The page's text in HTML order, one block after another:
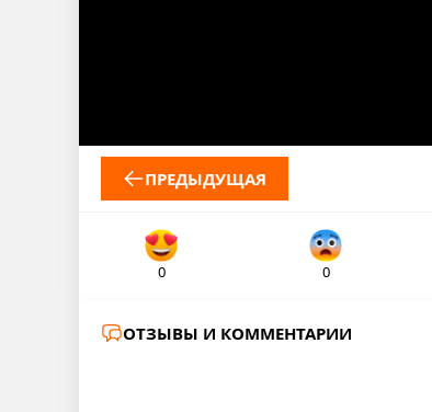
ПРЕДЫДУЩАЯ
0 0
ОТЗЫВЫ И КОММЕНТАРИИ